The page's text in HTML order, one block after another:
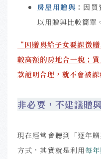
房屋用贈與： 因買
以用贈與比較簡單。
“因贈與給子女要課徵
較高額的房地合一稅；
款證明合理，就不會被課
非必要，不建議贈與
現在經常會聽到「逐年
方式，其實就是利用每